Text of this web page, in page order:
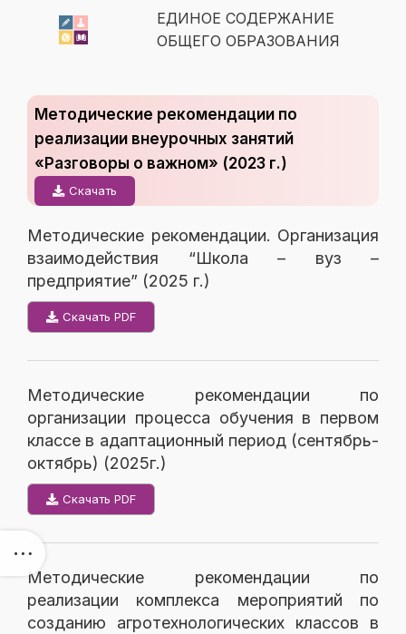
ЕДИНОЕ СОДЕРЖАНИЕ
ОБЩЕГО ОБРАЗОВАНИЯ
Методические рекомендации по
реализации внеурочных занятий
«Разговоры о важном» (2023 г.)
Скачать
Методические рекомендации. Организация
взаимодействия “Школа – вуз –
предприятие” (2025 г.)
Скачать PDF
Методические рекомендации по
организации процесса обучения в первом
классе в адаптационный период (сентябрь-
октябрь) (2025г.)
Скачать PDF
Методические рекомендации по
реализации комплекса мероприятий по
созданию агротехнологических классов в